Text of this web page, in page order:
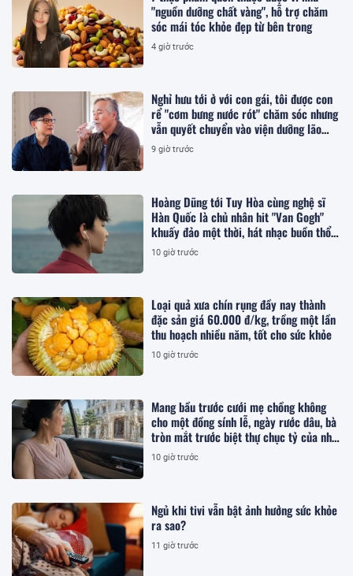
"nguồn dưỡng chất vàng", hỗ trợ chăm
sóc mái tóc khỏe đẹp từ bên trong
4 giờ trước
Nghỉ hưu tới ở với con gái, tôi được con
rể "cơm bưng nước rót" chăm sóc nhưng
vẫn quyết chuyển vào viện dưỡng lão
sống
9 giờ trước
Hoàng Dũng tới Tuy Hòa cùng nghệ sĩ
Hàn Quốc là chủ nhân hit "Van Gogh"
khuấy đảo một thời, hát nhạc buồn thổn
thức
10 giờ trước
Loại quả xưa chín rụng đầy nay thành
đặc sản giá 60.000 đ/kg, trồng một lần
thu hoạch nhiều năm, tốt cho sức khỏe
10 giờ trước
Mang bầu trước cưới mẹ chồng không
cho một đồng sính lễ, ngày rước dâu, bà
tròn mắt trước biệt thự chục tỷ của nhà
tôi
10 giờ trước
Ngủ khi tivi vẫn bật ảnh hưởng sức khỏe
ra sao?
11 giờ trước